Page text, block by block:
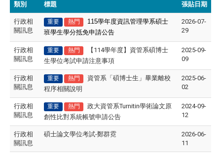
類別 標題 張貼日期
行政相
關訊息
重要 熱門 115學年度資訊管理學系碩士
班學生學分抵免申請公告
2026-07-
29
行政相
關訊息
重要 熱門
【114學年度】資管系碩博士
生學位考試申請注意事項
2025-09-
09
行政相
關訊息
重要 熱門
資管系「碩博士生」畢業離校
程序相關說明
2025-06-
02
行政相
關訊息
重要 熱門
政大資管系Turnitin學術論文原
創性比對系統帳號申請公告
2024-09-
12
行政相
關訊息
碩士論文學位考試-鄭群霓
2026-06-
11